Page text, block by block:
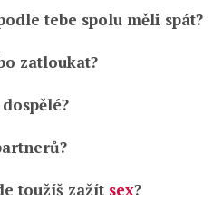
tebe spolu měli spát?
zatloukat?
toužíš zažít sex?